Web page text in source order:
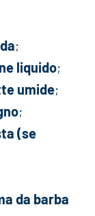
;
liquido;
umide;
;
(se
da barba